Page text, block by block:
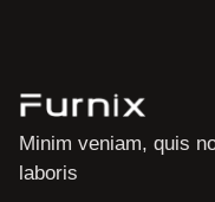
Minim veniam, quis
laboris